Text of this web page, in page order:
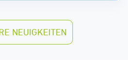
NEUIGKEITEN